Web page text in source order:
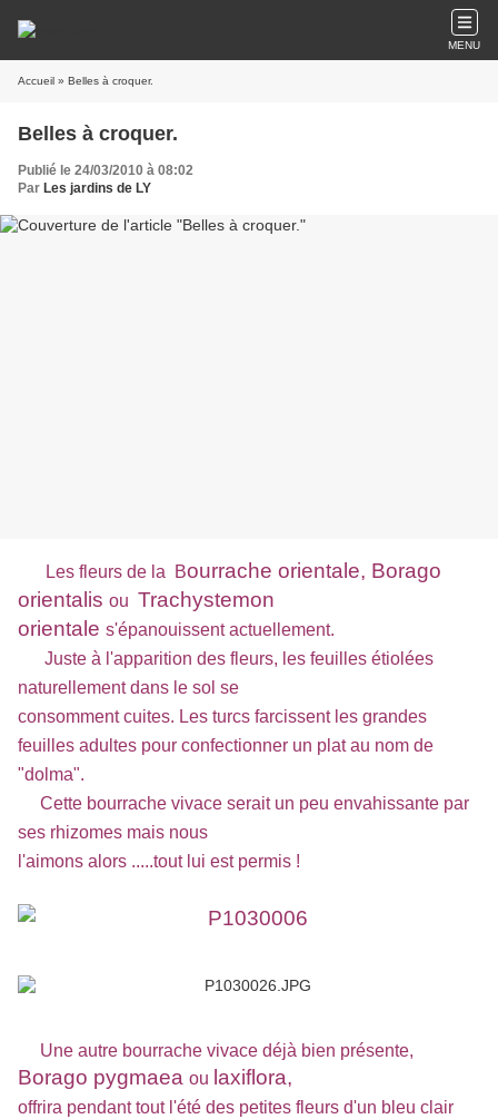
MENU
Accueil » Belles à croquer.
Belles à croquer.
Publié le 24/03/2010 à 08:02
Par Les jardins de LY
Les fleurs de la Bourrache orientale, Borago
orientalis ou Trachystemon
orientale s'épanouissent actuellement.
Juste à l'apparition des fleurs, les feuilles étiolées
naturellement dans le sol se
consomment cuites. Les turcs farcissent les grandes
feuilles adultes pour confectionner un plat au nom de
"dolma".
Cette bourrache vivace serait un peu envahissante par
ses rhizomes mais nous
l'aimons alors .....tout lui est permis !
Une autre bourrache vivace déjà bien présente,
Borago pygmaea ou laxiflora,
offrira pendant tout l'été des petites fleurs d'un bleu clair